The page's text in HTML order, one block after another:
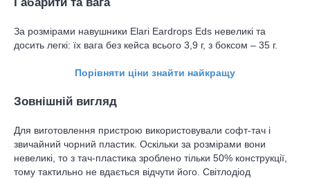
За розмірами навушники Elari Eardrops Eds невеликі та
досить легкі: їх вага без кейса всього 3,9 г, з боксом – 35 г.
Порівняти ціни знайти найкращу
Зовнішній вигляд
Для виготовлення пристрою використовували софт-тач і
звичайний чорний пластик. Оскільки за розмірами вони
невеликі, то з тач-пластика зроблено тільки 50% конструкції,
тому тактильно не вдається відчути його. Світлодіод